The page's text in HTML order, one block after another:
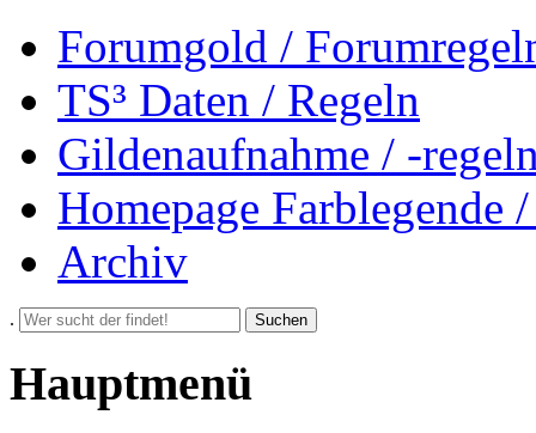
Forumgold /
TS³ Daten / Regeln
Gildenaufnahme / -
Homepage Farblegende
Archiv
. Suchen
Hauptmenü